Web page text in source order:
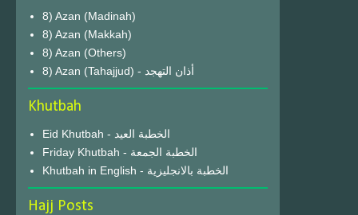
8) Azan (Madinah)
8) Azan (Makkah)
8) Azan (Others)
8) Azan (Tahajjud) - أذان التهجد
Khutbah
Eid Khutbah - الخطبة العيد
Friday Khutbah - الخطبة الجمعة
Khutbah in English - الخطبة بالانجليزية
Hajj Posts